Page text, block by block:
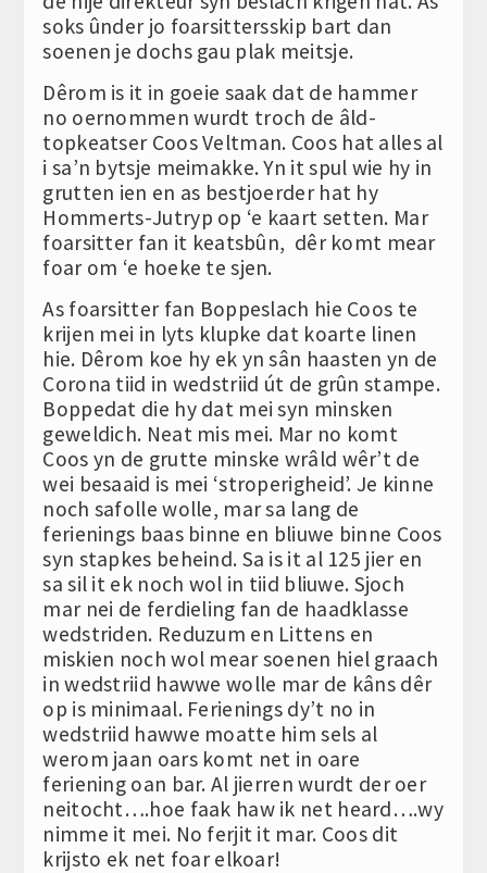
soks ûnder jo foarsittersskip bart dan
soenen je dochs gau plak meitsje.
Dêrom is it in goeie saak dat de hammer
no oernommen wurdt troch de âld-
topkeatser Coos Veltman. Coos hat alles al
i sa’n bytsje meimakke. Yn it spul wie hy in
grutten ien en as bestjoerder hat hy
Hommerts-Jutryp op ‘e kaart setten. Mar
foarsitter fan it keatsbûn, dêr komt mear
foar om ‘e hoeke te sjen.
As foarsitter fan Boppeslach hie Coos te
krijen mei in lyts klupke dat koarte linen
hie. Dêrom koe hy ek yn sân haasten yn de
Corona tiid in wedstriid út de grûn stampe.
Boppedat die hy dat mei syn minsken
geweldich. Neat mis mei. Mar no komt
Coos yn de grutte minske wrâld wêr’t de
wei besaaid is mei ‘stroperigheid’. Je kinne
noch safolle wolle, mar sa lang de
ferienings baas binne en bliuwe binne Coos
syn stapkes beheind. Sa is it al 125 jier en
sa sil it ek noch wol in tiid bliuwe. Sjoch
mar nei de ferdieling fan de haadklasse
wedstriden. Reduzum en Littens en
miskien noch wol mear soenen hiel graach
in wedstriid hawwe wolle mar de kâns dêr
op is minimaal. Ferienings dy’t no in
wedstriid hawwe moatte him sels al
werom jaan oars komt net in oare
feriening oan bar. Al jierren wurdt der oer
neitocht….hoe faak haw ik net heard….wy
nimme it mei. No ferjit it mar. Coos dit
krijsto ek net foar elkoar!